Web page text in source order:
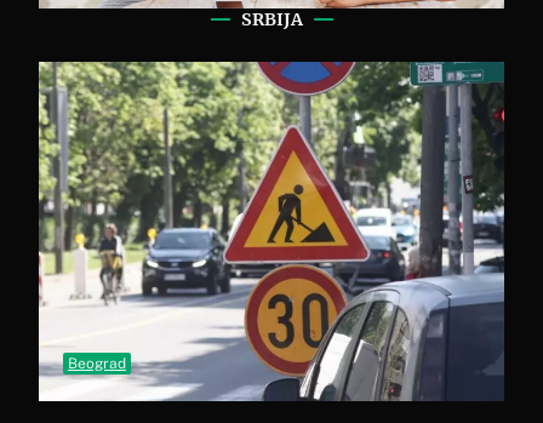
SRBIJA
Beograd